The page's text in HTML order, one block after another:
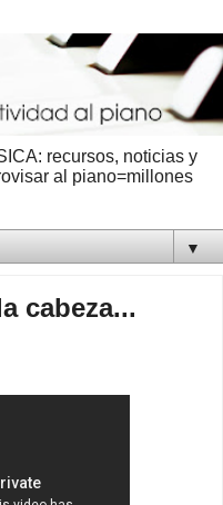
recursos, noticias y
al piano=millones
▼
cabeza...